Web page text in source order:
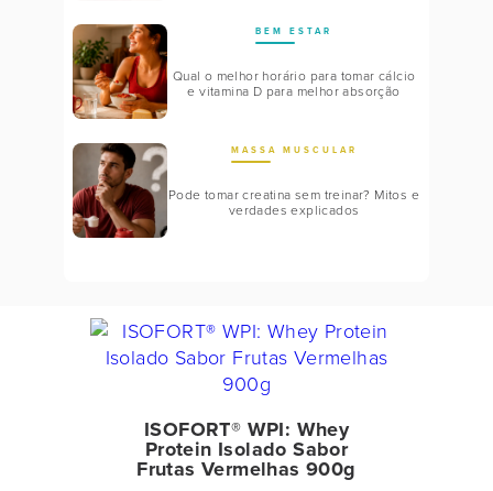
BEM ESTAR
Qual o melhor horário para tomar cálcio
e vitamina D para melhor absorção
MASSA MUSCULAR
Pode tomar creatina sem treinar? Mitos e
verdades explicados
ISOFORT® WPI: Whey
Protein Isolado Sabor
Frutas Vermelhas 900g